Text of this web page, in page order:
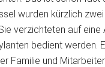
wurden kürzlich
verzichteten auf eine
bedient werden.
Familie und